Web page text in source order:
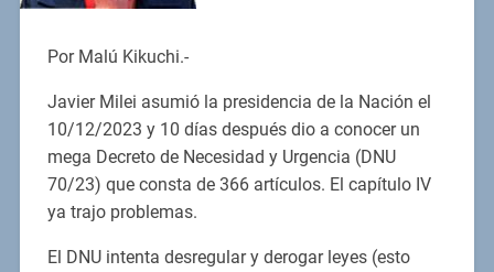
Por Malú Kikuchi.-
Javier Milei asumió la presidencia de la Nación el
10/12/2023 y 10 días después dio a conocer un
mega Decreto de Necesidad y Urgencia (DNU
70/23) que consta de 366 artículos. El capítulo IV
ya trajo problemas.
El DNU intenta desregular y derogar leyes (esto